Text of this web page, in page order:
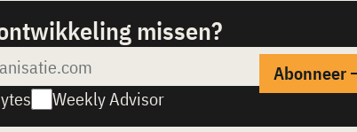
missen?
Weekly Advisor